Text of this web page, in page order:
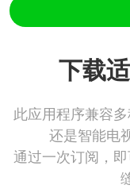
下载
此应用程序兼容
还是智能电
通过一次订阅，